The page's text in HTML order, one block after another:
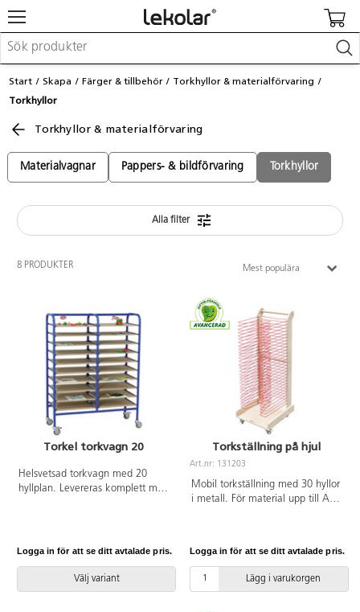
Möbler & inredning
Lekplatsutrustning & utemiljö
Leka
Lära
Barnvagnar & småbarnsartiklar
Skolförbrukning & kontorsmaterial
Logga in / Registrera dig
Hitta din säljare
Start Skapa Färger & tillbehör
Torkhyllor & materialförvaring
Torkhyllor
Torkhyllor & materialförvaring
Materialvagnar Pappers- & bildförvaring Torkhyllor
Alla filter
8 PRODUKTER Mest populära
Torkel torkvagn 20
Helsvetsad torkvagn med 20
hyllplan. Levereras komplett med
B100xD40xH130 cm. Stål,
Logga in för att se ditt avtalade pris.
Välj variant
Torkställning på hjul
Art.nr: 131203
Mobil torkställning med 30 hyllor
i metall. För material upp till A3-
medföljer. Tillverkad av lackad
björk. FSC-märkt. PVC-fri.
Logga in för att se ditt avtalade pris.
Lägg i varukorgen